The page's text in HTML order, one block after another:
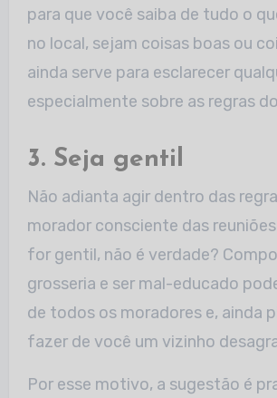
para que você saiba de tudo o
no local, sejam coisas boas ou
ainda serve para esclarecer
especialmente sobre as regras
3. Seja gentil
Não adianta agir dentro das
morador consciente das
for gentil, não é verdade?
grosseria e ser mal-educado
de todos os moradores e, ainda
fazer de você um vizinho
Por esse motivo, a sugestão é